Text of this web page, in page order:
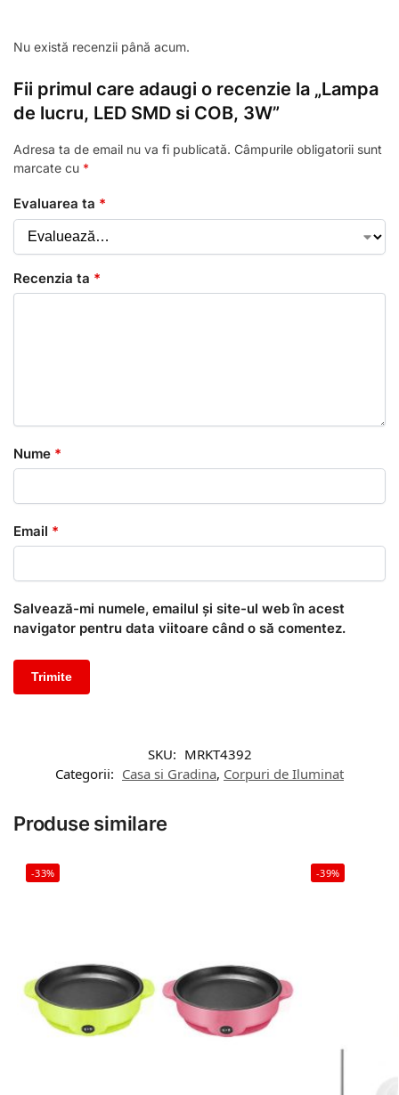
Nu există recenzii până acum.
Fii primul care adaugi o recenzie la „Lampa
de lucru, LED SMD si COB, 3W”
Adresa ta de email nu va fi publicată. Câmpurile obligatorii sunt
marcate cu *
Evaluarea ta *
Recenzia ta *
Nume *
Email *
Salvează-mi numele, emailul și site-ul web în acest
navigator pentru data viitoare când o să comentez.
SKU: MRKT4392
Categorii: Casa si Gradina, Corpuri de Iluminat
Produse similare
-33% -39%